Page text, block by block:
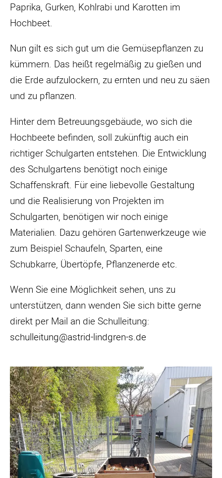
Paprika, Gurken, Kohlrabi und Karotten im
Hochbeet.
Nun gilt es sich gut um die Gemüsepflanzen zu
kümmern. Das heißt regelmäßig zu gießen und
die Erde aufzulockern, zu ernten und neu zu säen
und zu pflanzen.
Hinter dem Betreuungsgebäude, wo sich die
Hochbeete befinden, soll zukünftig auch ein
richtiger Schulgarten entstehen. Die Entwicklung
des Schulgartens benötigt noch einige
Schaffenskraft. Für eine liebevolle Gestaltung
und die Realisierung von Projekten im
Schulgarten, benötigen wir noch einige
Materialien. Dazu gehören Gartenwerkzeuge wie
zum Beispiel Schaufeln, Sparten, eine
Schubkarre, Übertöpfe, Pflanzenerde etc.
Wenn Sie eine Möglichkeit sehen, uns zu
unterstützen, dann wenden Sie sich bitte gerne
direkt per Mail an die Schulleitung:
schulleitung@astrid-lindgren-s.de